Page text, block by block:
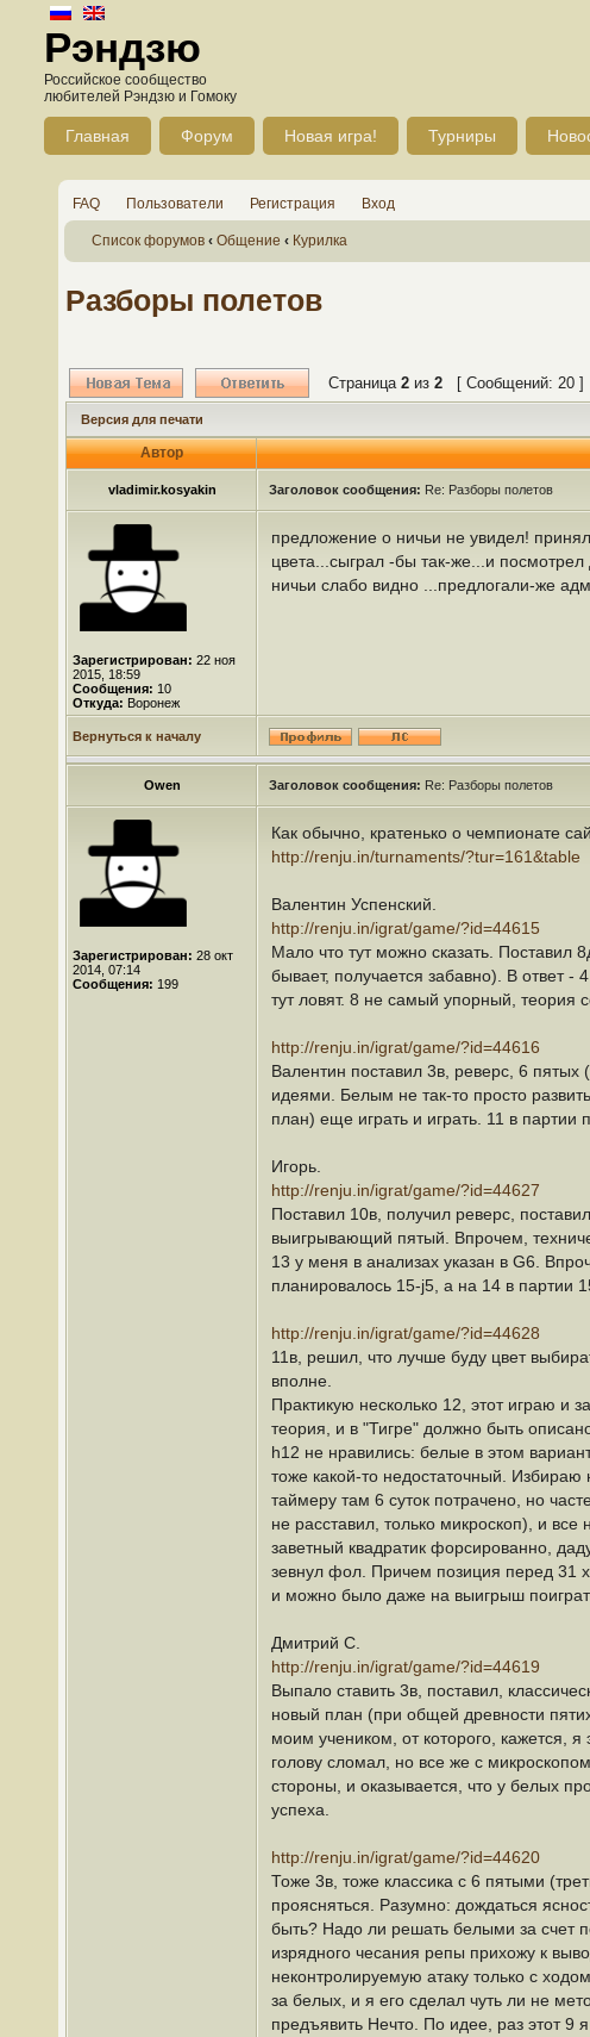
Рэндзю
Российское сообщество
любителей Рэндзю и Гомоку
Главная Форум Новая игра! Турниры
FAQ Пользователи Регистрация Вход
Список форумов ‹ Общение ‹ Курилка
Разборы полетов
Страница 2 из 2 [ Сообщений: 20 ]
Версия для печати
Автор
vladimir.kosyakin Заголовок сообщения: Re: Разборы полетов
Зарегистрирован: 22 ноя
2015, 18:59
Сообщения: 10
Откуда: Воронеж
предложение о ничьи не увидел!
цвета...сыграл -бы так-же...и
ничьи слабо видно ...предлогали-же
Вернуться к началу
Owen Заголовок сообщения: Re: Разборы полетов
Зарегистрирован: 28 окт
2014, 07:14
Сообщения: 199
Как обычно, кратенько о чемпионате
http://renju.in/turnaments/?tur=161&table
Валентин Успенский.
http://renju.in/igrat/game/?id=44615
Мало что тут можно сказать. Поставил
бывает, получается забавно). В ответ
тут ловят. 8 не самый упорный, теория
http://renju.in/igrat/game/?id=44616
Валентин поставил 3в, реверс, 6
идеями. Белым не так-то просто
план) еще играть и играть. 11 в партии
Игорь.
http://renju.in/igrat/game/?id=44627
Поставил 10в, получил реверс,
выигрывающий пятый. Впрочем,
13 у меня в анализах указан в G6.
планировалось 15-j5, а на 14 в
http://renju.in/igrat/game/?id=44628
11в, решил, что лучше буду цвет
вполне.
Практикую несколько 12, этот играю и
теория, и в "Тигре" должно быть
h12 не нравились: белые в этом
тоже какой-то недостаточный.
таймеру там 6 суток потрачено, но
не расставил, только микроскоп), и
заветный квадратик форсированно,
зевнул фол. Причем позиция перед 31
и можно было даже на выигрыш
Дмитрий С.
http://renju.in/igrat/game/?id=44619
Выпало ставить 3в, поставил,
новый план (при общей древности
моим учеником, от которого,
голову сломал, но все же с
стороны, и оказывается, что у белых
успеха.
http://renju.in/igrat/game/?id=44620
Тоже 3в, тоже классика с 6 пятыми
проясняться. Разумно: дождаться
быть? Надо ли решать белыми за счет
изрядного чесания репы прихожу к
неконтролируемую атаку только с
за белых, и я его сделал чуть ли не
предъявить Нечто. По идее, раз этот 9